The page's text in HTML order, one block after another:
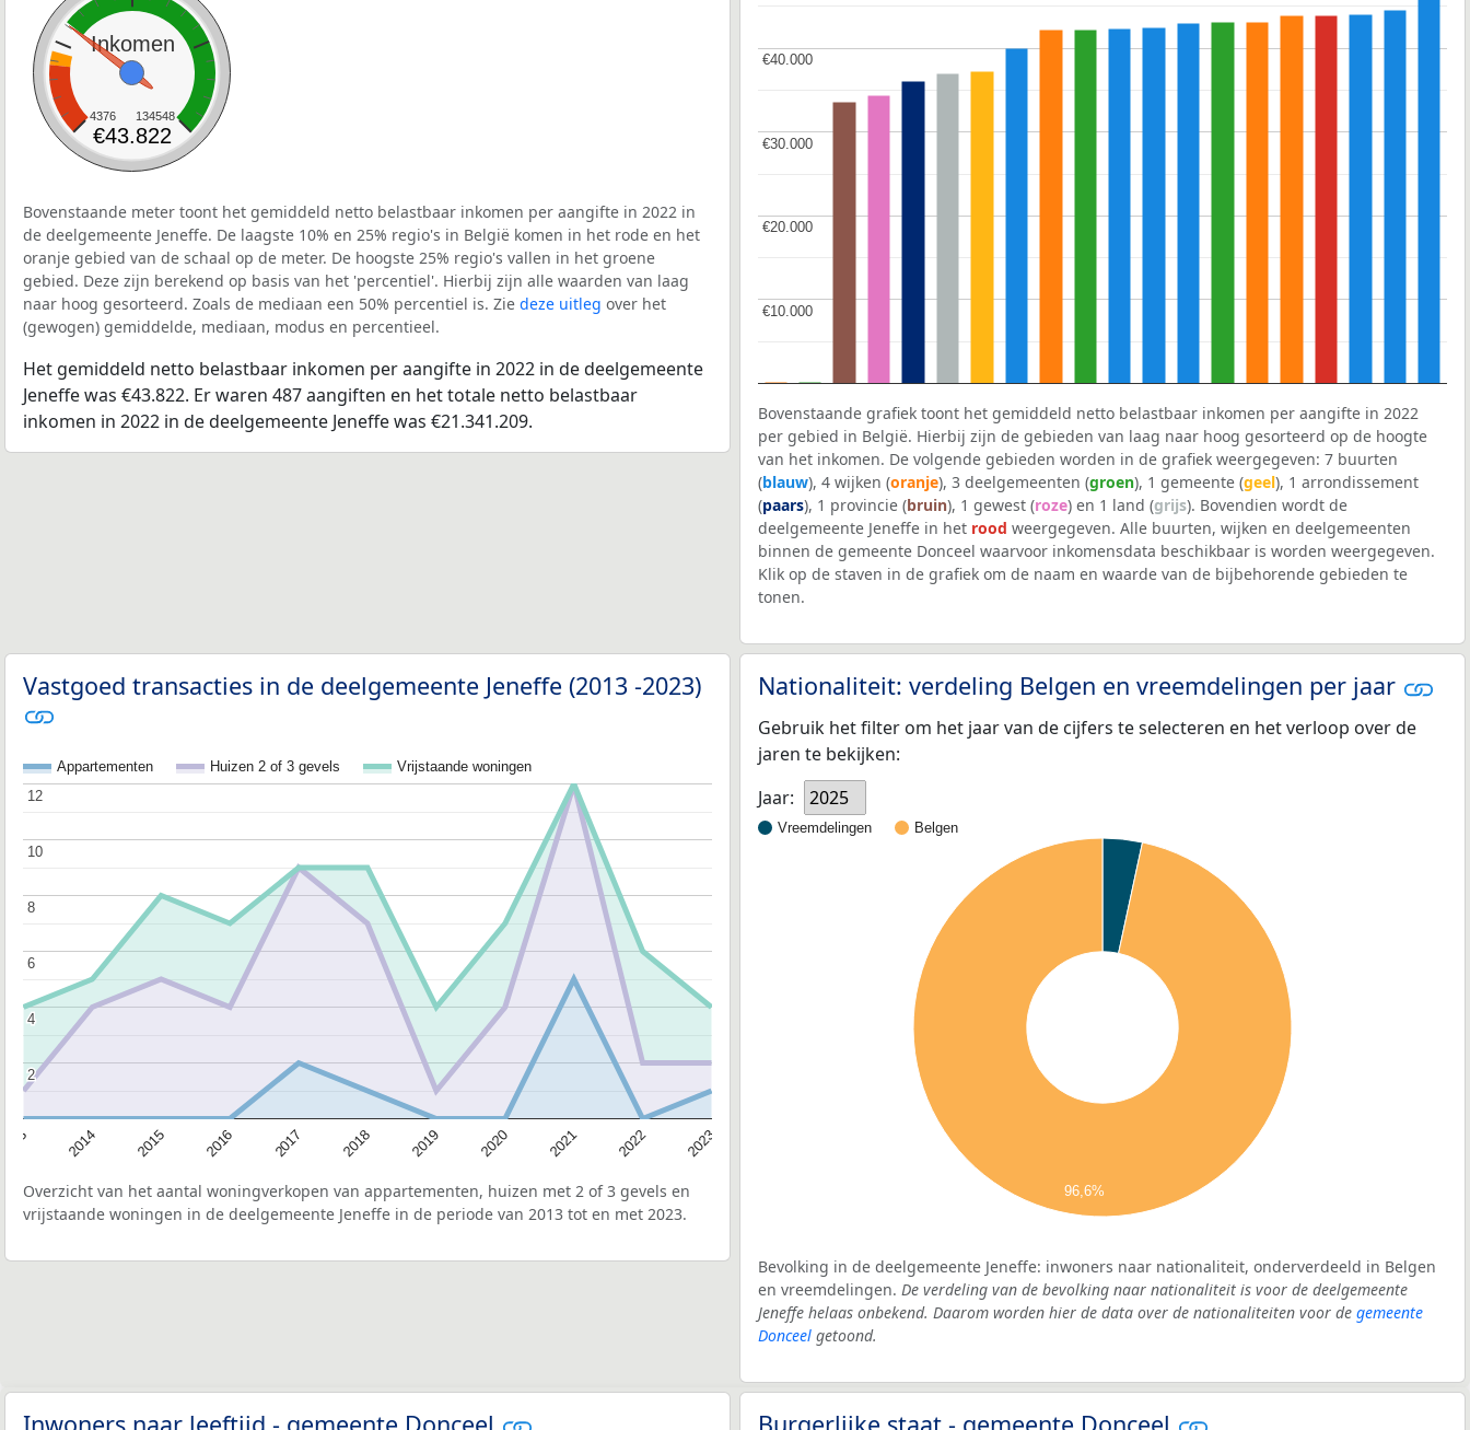
Inkomen
4376 134548
€43.822
Bovenstaande meter toont het gemiddeld netto belastbaar inkomen per aangifte in 2022 in
de deelgemeente Jeneffe. De laagste 10% en 25% regio's in België komen in het rode en het
oranje gebied van de schaal op de meter. De hoogste 25% regio's vallen in het groene
gebied. Deze zijn berekend op basis van het 'percentiel'. Hierbij zijn alle waarden van laag
naar hoog gesorteerd. Zoals de mediaan een 50% percentiel is. Zie deze uitleg over het
(gewogen) gemiddelde, mediaan, modus en percentieel.
Het gemiddeld netto belastbaar inkomen per aangifte in 2022 in de deelgemeente
Jeneffe was €43.822. Er waren 487 aangiften en het totale netto belastbaar
inkomen in 2022 in de deelgemeente Jeneffe was €21.341.209.
€10.000
€10.000
€20.000
€20.000
€30.000
€30.000
€40.000
€40.000
Bovenstaande grafiek toont het gemiddeld netto belastbaar inkomen per aangifte in 2022
per gebied in België. Hierbij zijn de gebieden van laag naar hoog gesorteerd op de hoogte
van het inkomen. De volgende gebieden worden in de grafiek weergegeven: 7 buurten
(blauw), 4 wijken (oranje), 3 deelgemeenten (groen), 1 gemeente (geel), 1 arrondissement
(paars), 1 provincie (bruin), 1 gewest (roze) en 1 land (grijs). Bovendien wordt de
deelgemeente Jeneffe in het rood weergegeven. Alle buurten, wijken en deelgemeenten
binnen de gemeente Donceel waarvoor inkomensdata beschikbaar is worden weergegeven.
Klik op de staven in de grafiek om de naam en waarde van de bijbehorende gebieden te
tonen.
Vastgoed transacties in de deelgemeente Jeneffe (2013 -2023)
Appartementen Huizen 2 of 3 gevels Vrijstaande woningen
2014 2015 2016 2017 2018 2019 2020 2021 2022 2023
2
2
4
4
6
6
8
8
10
10
12
12
Overzicht van het aantal woningverkopen van appartementen, huizen met 2 of 3 gevels en
vrijstaande woningen in de deelgemeente Jeneffe in de periode van 2013 tot en met 2023.
Nationaliteit: verdeling Belgen en vreemdelingen per jaar
Gebruik het filter om het jaar van de cijfers te selecteren en het verloop over de
jaren te bekijken:
Jaar:
2025
Vreemdelingen Belgen
96,6%
Bevolking in de deelgemeente Jeneffe: inwoners naar nationaliteit, onderverdeeld in Belgen
en vreemdelingen. De verdeling van de bevolking naar nationaliteit is voor de deelgemeente
Jeneffe helaas onbekend. Daarom worden hier de data over de nationaliteiten voor de gemeente
Donceel getoond.
Inwoners naar leeftijd - gemeente Donceel Burgerlijke staat - gemeente Donceel